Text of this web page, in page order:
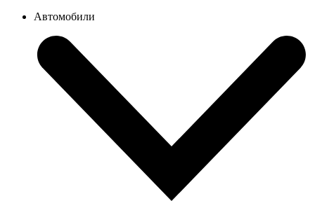
Автомобили